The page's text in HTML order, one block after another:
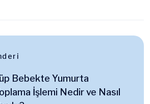
Bebekte Yumurta
İşlemi Nedir ve Nasıl